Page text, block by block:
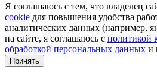
Я соглашаюсь с тем, что владелец
cookie для повышения удобства
аналитических данных (например,
на сайте, я соглашаюсь с политикой
обработкой персональных данных и
Принять